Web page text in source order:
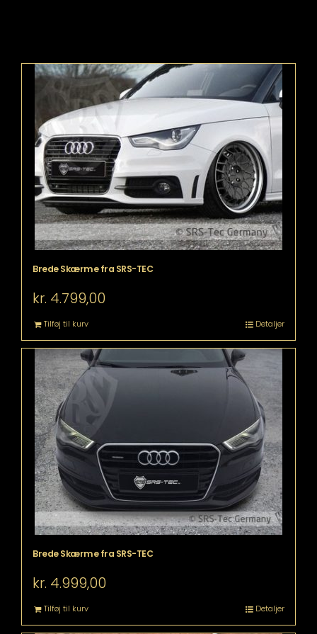
Brede Skærme fra SRS-TEC
kr. 4.799,00
Tilføj til kurv Detaljer
Brede Skærme fra SRS-TEC
kr. 4.999,00
Tilføj til kurv Detaljer